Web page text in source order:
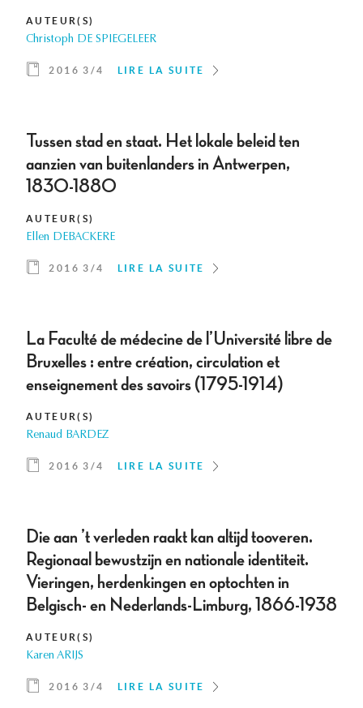
AUTEUR(S)
Christoph DE SPIEGELEER
2016 3/4 LIRE LA SUITE
Tussen stad en staat. Het lokale beleid ten
aanzien van buitenlanders in Antwerpen,
1830-1880
AUTEUR(S)
Ellen DEBACKERE
2016 3/4 LIRE LA SUITE
La Faculté de médecine de l’Université libre de
Bruxelles : entre création, circulation et
enseignement des savoirs (1795-1914)
AUTEUR(S)
Renaud BARDEZ
2016 3/4 LIRE LA SUITE
Die aan ’t verleden raakt kan altijd tooveren.
Regionaal bewustzijn en nationale identiteit.
Vieringen, herdenkingen en optochten in
Belgisch- en Nederlands-Limburg, 1866-1938
AUTEUR(S)
Karen ARIJS
2016 3/4 LIRE LA SUITE